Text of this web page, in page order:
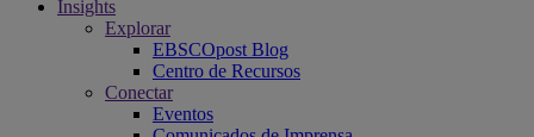
Insights
Explorar
EBSCOpost Blog
Centro de Recursos
Conectar
Eventos